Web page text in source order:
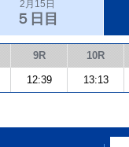
2月15日
５日目
9R 10R
12:39 13:13